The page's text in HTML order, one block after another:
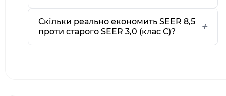
Скільки реально економить SEER 8,5
проти старого SEER 3,0 (клас С)?